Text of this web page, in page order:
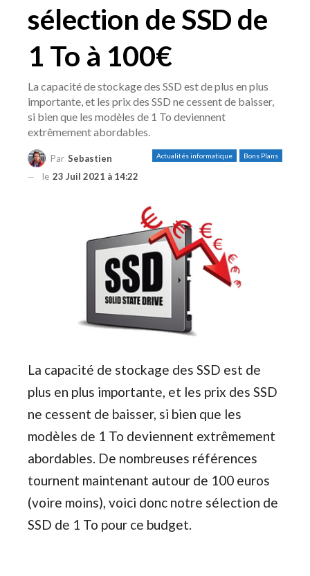
sélection de SSD de
1 To à 100€
La capacité de stockage des SSD est de plus en plus
importante, et les prix des SSD ne cessent de baisser,
si bien que les modèles de 1 To deviennent
extrêmement abordables.
Actualités informatique Bons Plans
Par Sebastien
le 23 Juil 2021 à 14:22
La capacité de stockage des SSD est de
plus en plus importante, et les prix des SSD
ne cessent de baisser, si bien que les
modèles de 1 To deviennent extrêmement
abordables. De nombreuses références
tournent maintenant autour de 100 euros
(voire moins), voici donc notre sélection de
SSD de 1 To pour ce budget.